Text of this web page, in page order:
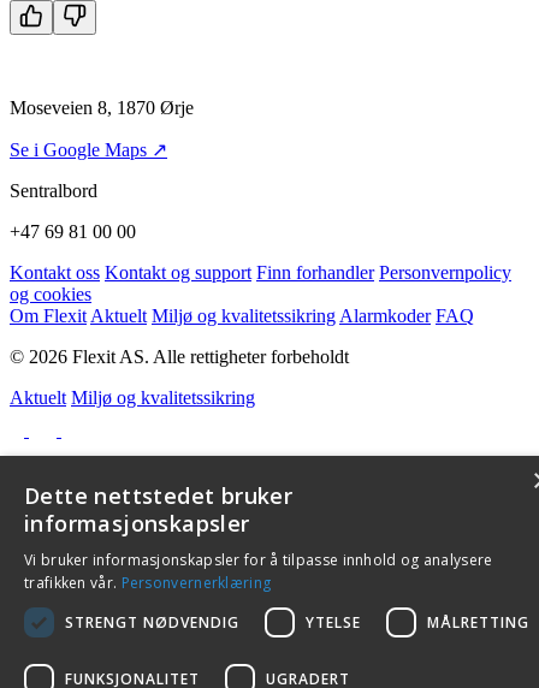
Moseveien 8, 1870 Ørje
Se i Google Maps ↗
Sentralbord
+47 69 81 00 00
Kontakt oss Kontakt og support Finn forhandler Personvernpolicy
og cookies
Om Flexit Aktuelt Miljø og kvalitetssikring Alarmkoder FAQ
© 2026 Flexit AS. Alle rettigheter forbeholdt
Aktuelt Miljø og kvalitetssikring
Dette nettstedet bruker
informasjonskapsler
Vi bruker informasjonskapsler for å tilpasse innhold og analysere
trafikken vår. Personvernerklæring
STRENGT NØDVENDIG
YTELSE MÅLRETTING
FUNKSJONALITET UGRADERT